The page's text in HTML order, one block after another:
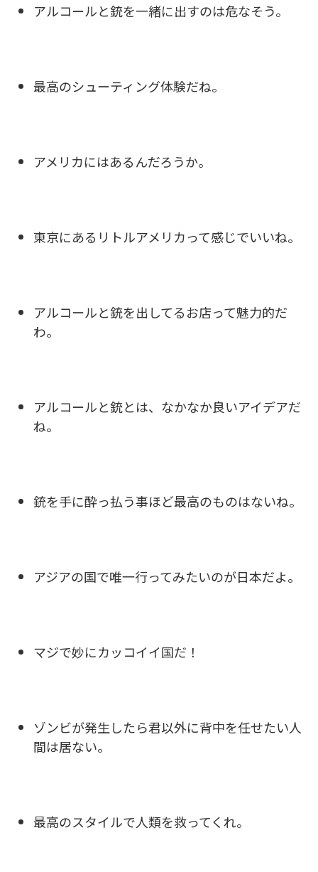
アルコールと銃を一緒に出すのは危なそう。
最高のシューティング体験だね。
アメリカにはあるんだろうか。
東京にあるリトルアメリカって感じでいいね。
アルコールと銃を出してるお店って魅力的だ
わ。
アルコールと銃とは、なかなか良いアイデアだ
ね。
銃を手に酔っ払う事ほど最高のものはないね。
アジアの国で唯一行ってみたいのが日本だよ。
マジで妙にカッコイイ国だ！
ゾンビが発生したら君以外に背中を任せたい人
間は居ない。
最高のスタイルで人類を救ってくれ。